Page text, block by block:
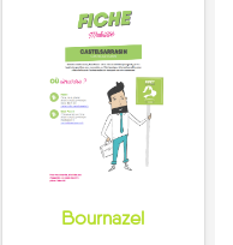
Bournazel